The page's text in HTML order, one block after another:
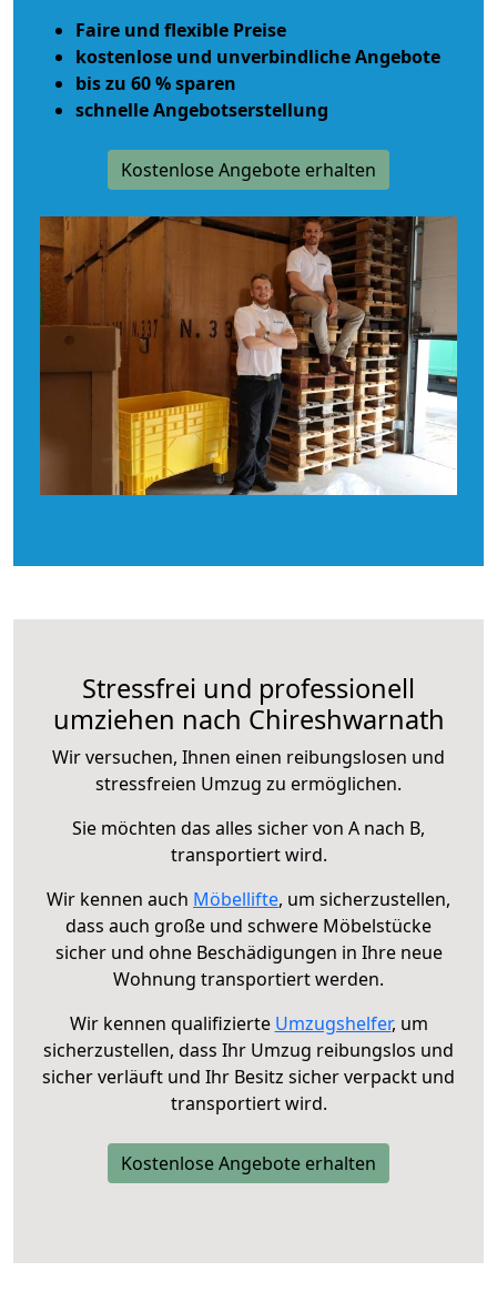
Faire und flexible Preise
kostenlose und unverbindliche Angebote
bis zu 60 % sparen
schnelle Angebotserstellung
Kostenlose Angebote erhalten
Stressfrei und professionell
umziehen nach Chireshwarnath
Wir versuchen, Ihnen einen reibungslosen und
stressfreien Umzug zu ermöglichen.
Sie möchten das alles sicher von A nach B,
transportiert wird.
Wir kennen auch Möbellifte, um sicherzustellen,
dass auch große und schwere Möbelstücke
sicher und ohne Beschädigungen in Ihre neue
Wohnung transportiert werden.
Wir kennen qualifizierte Umzugshelfer, um
sicherzustellen, dass Ihr Umzug reibungslos und
sicher verläuft und Ihr Besitz sicher verpackt und
transportiert wird.
Kostenlose Angebote erhalten